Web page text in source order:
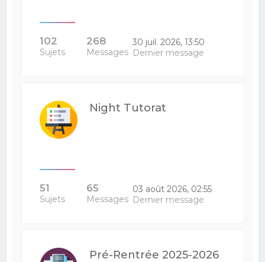
102
Sujets
268
Messages
30 juil. 2026, 13:50
Dernier message
Night Tutorat
51
Sujets
65
Messages
03 août 2026, 02:55
Dernier message
Pré-Rentrée 2025-2026